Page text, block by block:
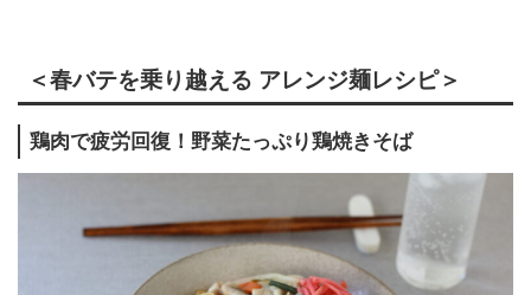
＜春バテを乗り越える アレンジ麺レシピ＞
鶏肉で疲労回復！野菜たっぷり鶏焼きそば